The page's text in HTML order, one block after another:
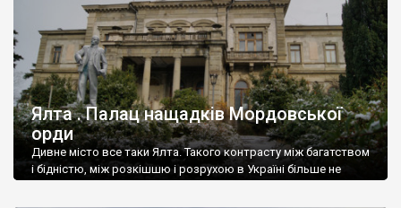
Ялта . Палац нащадків Мордовської
орди
Дивне місто все таки Ялта. Такого контрасту між багатством
і бідністю, між розкішшю і розрухою в Україні більше не